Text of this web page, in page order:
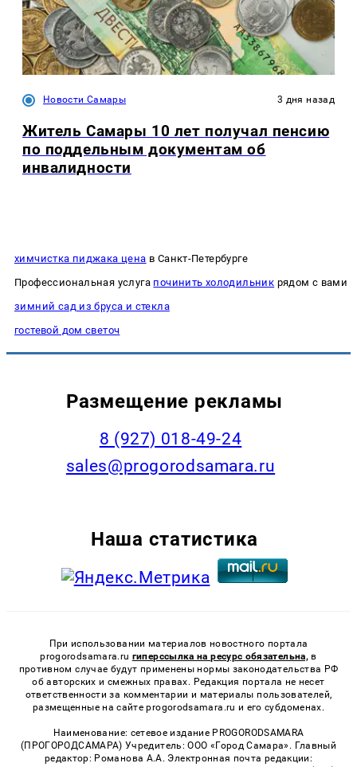
Новости Самары 3 дня назад
Житель Самары 10 лет получал пенсию
по поддельным документам об
инвалидности
химчистка пиджака цена в Санкт-Петербурге
Профессиональная услуга починить холодильник рядом с вами
зимний сад из бруса и стекла
гостевой дом светоч
Размещение рекламы
8 (927) 018-49-24
sales@progorodsamara.ru
Наша статистика
При использовании материалов новостного портала
progorodsamara.ru гиперссылка на ресурс обязательна, в
противном случае будут применены нормы законодательства РФ
об авторских и смежных правах. Редакция портала не несет
ответственности за комментарии и материалы пользователей,
размещенные на сайте progorodsamara.ru и его субдоменах.
Наименование: сетевое издание PROGORODSAMARA
(ПРОГОРОДСАМАРА) Учредитель: ООО «Город Самара». Главный
редактор: Романова А.А. Электронная почта редакции: